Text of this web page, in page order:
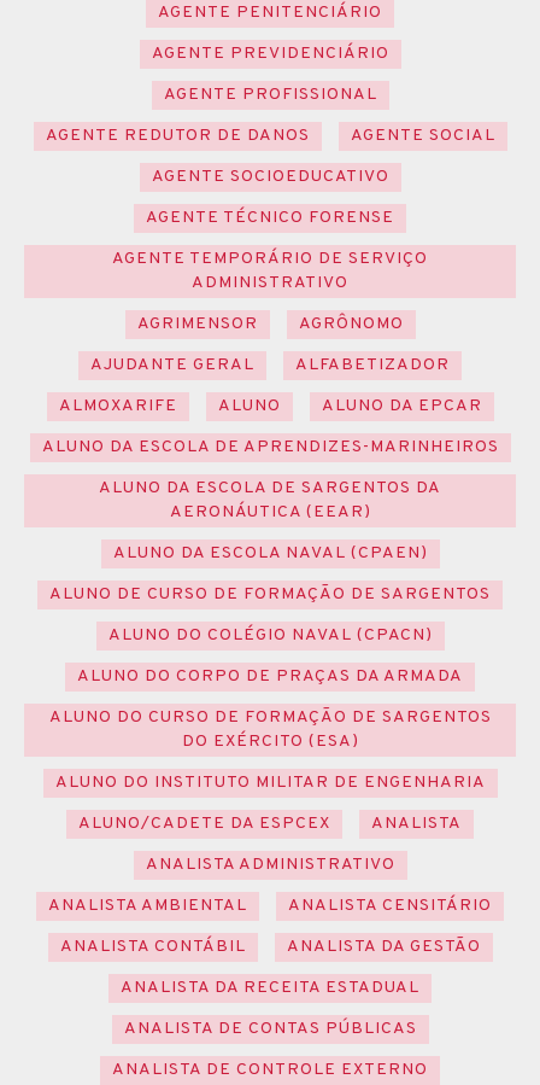
AGENTE PENITENCIÁRIO
AGENTE PREVIDENCIÁRIO
AGENTE PROFISSIONAL
AGENTE REDUTOR DE DANOS
AGENTE SOCIAL
AGENTE SOCIOEDUCATIVO
AGENTE TÉCNICO FORENSE
AGENTE TEMPORÁRIO DE SERVIÇO
ADMINISTRATIVO
AGRIMENSOR
AGRÔNOMO
AJUDANTE GERAL
ALFABETIZADOR
ALMOXARIFE
ALUNO
ALUNO DA EPCAR
ALUNO DA ESCOLA DE APRENDIZES-MARINHEIROS
ALUNO DA ESCOLA DE SARGENTOS DA
AERONÁUTICA (EEAR)
ALUNO DA ESCOLA NAVAL (CPAEN)
ALUNO DE CURSO DE FORMAÇÃO DE SARGENTOS
ALUNO DO COLÉGIO NAVAL (CPACN)
ALUNO DO CORPO DE PRAÇAS DA ARMADA
ALUNO DO CURSO DE FORMAÇÃO DE SARGENTOS
DO EXÉRCITO (ESA)
ALUNO DO INSTITUTO MILITAR DE ENGENHARIA
ALUNO/CADETE DA ESPCEX
ANALISTA
ANALISTA ADMINISTRATIVO
ANALISTA AMBIENTAL
ANALISTA CENSITÁRIO
ANALISTA CONTÁBIL
ANALISTA DA GESTÃO
ANALISTA DA RECEITA ESTADUAL
ANALISTA DE CONTAS PÚBLICAS
ANALISTA DE CONTROLE EXTERNO